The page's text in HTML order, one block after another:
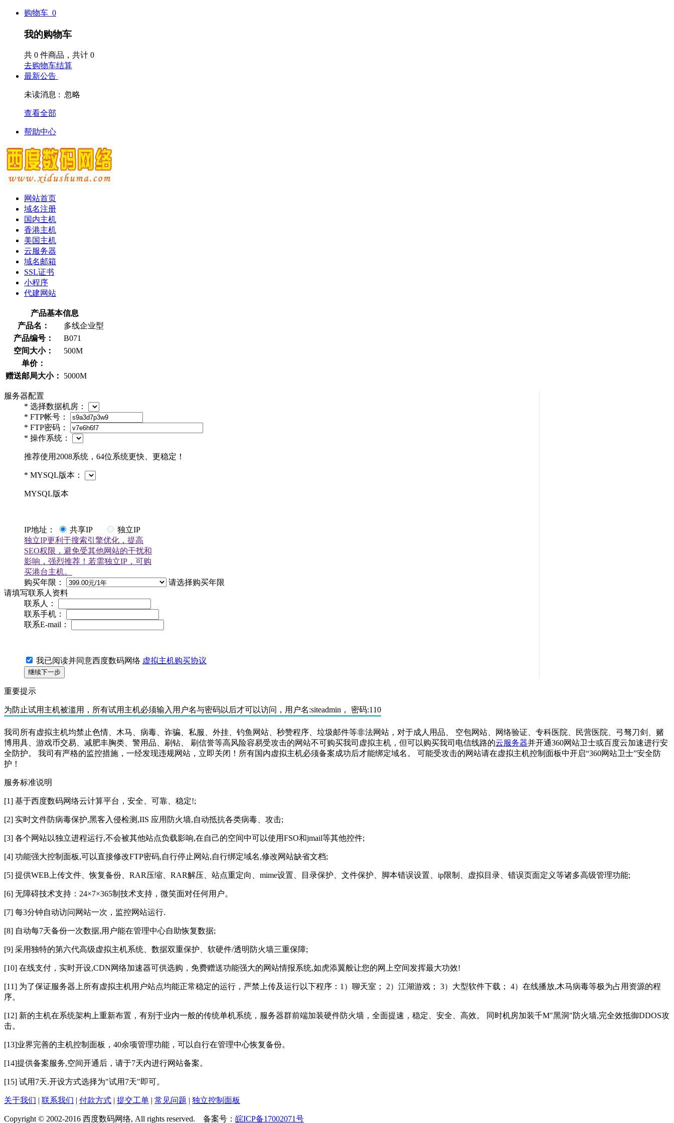
购物车 0
我的购物车
共 0 件商品，共计 0
去购物车结算
最新公告
未读消息 : 忽略
查看全部
帮助中心
网站首页
域名注册
国内主机
香港主机
美国主机
云服务器
域名邮箱
SSL证书
小程序
代建网站
产品基本信息
产品名：
多线企业型
产品编号：
B071
空间大小：
500M
单价：
赠送邮局大小：
5000M
服务器配置
* 选择数据机房：
* FTP帐号：
* FTP密码：
* 操作系统：
推荐使用2008系统，64位系统更快、更稳定！
* MYSQL版本：
MYSQL版本
IP地址： 共享IP
独立IP
独立IP更利于搜索引擎优化，提高
SEO权限，避免受其他网站的干扰和
影响，强烈推荐！若需独立IP，可购
买港台主机。
购买年限：
请选择购买年限
请填写联系人资料
联系人：
联系手机：
联系E-mail：
我已阅读并同意西度数码网络 虚拟主机购买协议
重要提示
为防止试用主机被滥用，所有试用主机必须输入用户名与密码以后才可以访问，用户名:siteadmin ， 密码:110
我司所有虚拟主机均禁止色情、木马、病毒、诈骗、私服、外挂、钓鱼网站、秒赞程序、垃圾邮件等非法网站，对于成人用品、 空包网站、网络验证、专科医院、民营医院、弓驽刀剑、赌
博用具、游戏币交易、减肥丰胸类、警用品、刷钻、 刷信誉等高风险容易受攻击的网站不可购买我司虚拟主机，但可以购买我司电信线路的云服务器并开通360网站卫士或百度云加速进行安
全防护。 我司有严格的监控措施，一经发现违规网站，立即关闭！ 所有国内虚拟主机必须备案成功后才能绑定域名。 可能受攻击的网站请在虚拟主机控制面板中开启“360网站卫士”安全防
护！
服务标准说明
[1] 基于西度数码网络云计算平台，安全、可靠、稳定!;
[2] 实时文件防病毒保护,黑客入侵检测,IIS 应用防火墙,自动抵抗各类病毒、攻击;
[3] 各个网站以独立进程运行,不会被其他站点负载影响,在自己的空间中可以使用FSO和jmail等其他控件;
[4] 功能强大控制面板,可以直接修改FTP密码,自行停止网站,自行绑定域名,修改网站缺省文档;
[5] 提供WEB上传文件、恢复备份、RAR压缩、RAR解压、站点重定向、mime设置、目录保护、文件保护、脚本错误设置、ip限制、虚拟目录、错误页面定义等诸多高级管理功能;
[6] 无障碍技术支持：24×7×365制技术支持，微笑面对任何用户。
[7] 每3分钟自动访问网站一次，监控网站运行.
[8] 自动每7天备份一次数据,用户能在管理中心自助恢复数据;
[9] 采用独特的第六代高级虚拟主机系统、数据双重保护、软硬件/透明防火墙三重保障;
[10] 在线支付，实时开设,CDN网络加速器可供选购，免费赠送功能强大的网站情报系统,如虎添翼般让您的网上空间发挥最大功效!
[11] 为了保证服务器上所有虚拟主机用户站点均能正常稳定的运行，严禁上传及运行以下程序：1）聊天室； 2）江湖游戏； 3）大型软件下载； 4）在线播放,木马病毒等极为占用资源的程
序。
[12] 新的主机在系统架构上重新布置，有别于业内一般的传统单机系统，服务器群前端加装硬件防火墙，全面提速，稳定、安全、高效。 同时机房加装千M"黑洞"防火墙,完全效抵御DDOS攻
击。
[13]业界完善的主机控制面板，40余项管理功能，可以自行在管理中心恢复备份。
[14]提供备案服务,空间开通后，请于7天内进行网站备案。
[15] 试用7天.开设方式选择为"试用7天"即可。
关于我们 | 联系我们 | 付款方式 | 提交工单 | 常见问题 | 独立控制面板
Copyright © 2002-2016 西度数码网络, All rights reserved. 备案号： 皖ICP备17002071号